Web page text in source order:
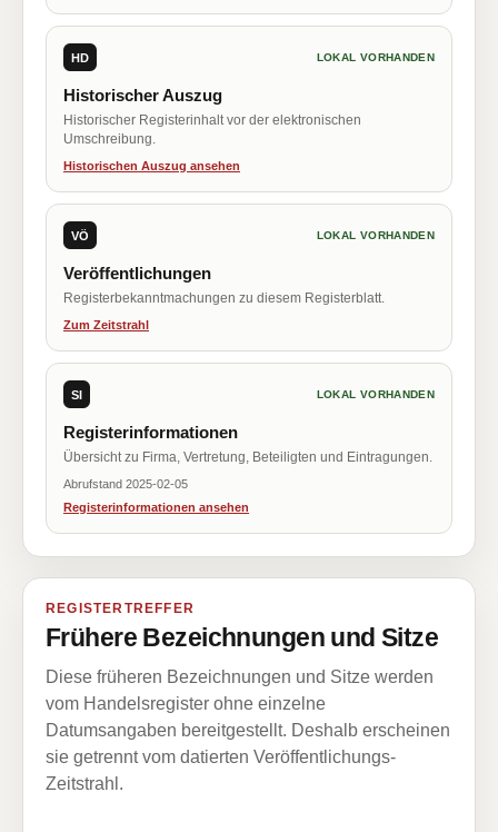
HD LOKAL VORHANDEN
Historischer Auszug
Historischer Registerinhalt vor der elektronischen
Umschreibung.
Historischen Auszug ansehen
VÖ LOKAL VORHANDEN
Veröffentlichungen
Registerbekanntmachungen zu diesem Registerblatt.
Zum Zeitstrahl
SI LOKAL VORHANDEN
Registerinformationen
Übersicht zu Firma, Vertretung, Beteiligten und Eintragungen.
Abrufstand 2025-02-05
Registerinformationen ansehen
REGISTERTREFFER
Frühere Bezeichnungen und Sitze
Diese früheren Bezeichnungen und Sitze werden
vom Handelsregister ohne einzelne
Datumsangaben bereitgestellt. Deshalb erscheinen
sie getrennt vom datierten Veröffentlichungs-
Zeitstrahl.